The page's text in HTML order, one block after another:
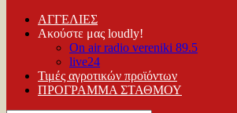
ΑΓΓΕΛΙΕΣ
Ακούστε μας loudly!
On air radio vereniki 89.5
live24
Τιμές αγροτικών προϊόντων
ΠΡΟΓΡΑΜΜΑ ΣΤΑΘΜΟΥ